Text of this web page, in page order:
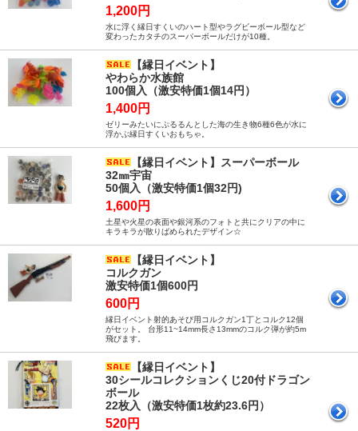
1,200円
水に浮く縁日すくいのハート型やラグビーボール型など
変わったカタチのスーパーボールだけが10種。
【縁日イベント】
やわらか水族館
100個入（激安特価1個14円）
1,400円
ゼリーみたいにぷるるんとした海の生き物6種6色が水に
浮かぶ縁日すくいおもちゃ。
【縁日イベント】スーパーボール
32㎜宇宙
50個入（激安特価1個32円)
1,600円
土星や火星の表面や銀河系のフォトと共にクリアの中に
キラキラが散りばめられたデザイン☆
【縁日イベント】
コルクガン
激安特価1個600円
600円
縁日イベント射的あそび用コルクガン1丁とコルク12個
がセット。 台形11~14mm長さ13mmのコルク弾が約5m
飛びます。
【縁日イベント】
30シールコレクションくじ20付ドラゴン
ボール
22枚入（激安特価1枚約23.6円）
520円